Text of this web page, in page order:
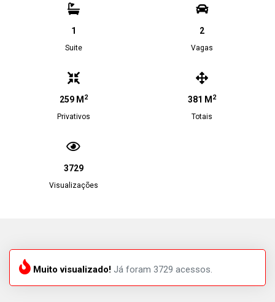
1
Suite
2
Vagas
259 M 2
Privativos
381 M 2
Totais
3729
Visualizações
Muito visualizado! Já foram 3729 acessos.